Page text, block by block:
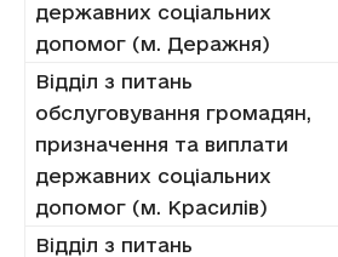
державних соціальних
допомог (м. Деражня)
Відділ з питань
обслуговування громадян,
призначення та виплати
державних соціальних
допомог (м. Красилів)
Відділ з питань